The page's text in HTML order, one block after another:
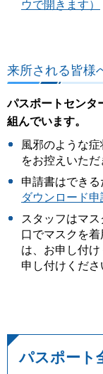
ウで開きます）
来所される皆様
パスポートセンタ
組んでいます。
風邪のような
をお控えいただ
申請書はでき
ダウンロード申
スタッフはマ
口でマスクを
は、お申し付
申し付けくださ
パスポート